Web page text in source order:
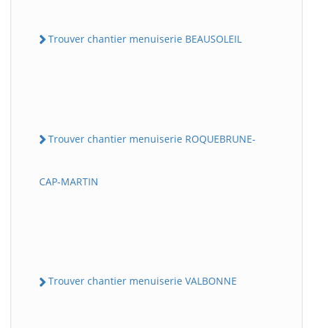
Trouver chantier menuiserie BEAUSOLEIL
Trouver chantier menuiserie ROQUEBRUNE-
CAP-MARTIN
Trouver chantier menuiserie VALBONNE